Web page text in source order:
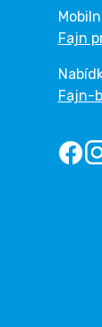
Fajn
Fajn-